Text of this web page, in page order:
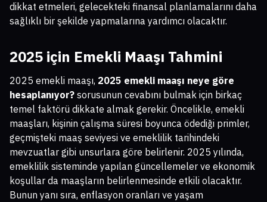
dikkat etmeleri, gelecekteki finansal planlamalarını daha
sağlıklı bir şekilde yapmalarına yardımcı olacaktır.
2025 için Emekli Maaşı Tahmini
2025 emekli maaşı, 2025 emekli maaşı neye göre
hesaplanıyor? sorusunun cevabını bulmak için birkaç
temel faktörü dikkate almak gerekir. Öncelikle, emekli
maaşları, kişinin çalışma süresi boyunca ödediği primler,
geçmişteki maaş seviyesi ve emeklilik tarihindeki
mevzuatlar gibi unsurlara göre belirlenir. 2025 yılında,
emeklilik sisteminde yapılan güncellemeler ve ekonomik
koşullar da maaşların belirlenmesinde etkili olacaktır.
Bunun yanı sıra, enflasyon oranları ve yaşam